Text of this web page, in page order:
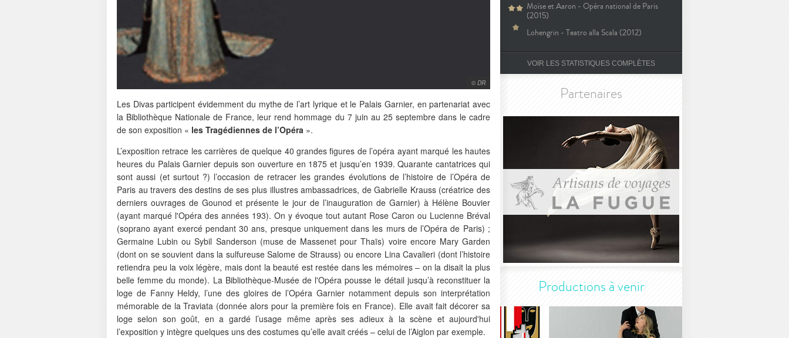
© DR
Les Divas participent évidemment du mythe de l’art lyrique et le Palais Garnier, en partenariat avec
la Bibliothèque Nationale de France, leur rend hommage du 7 juin au 25 septembre dans le cadre
de son exposition « les Tragédiennes de l’Opéra ».
L’exposition retrace les carrières de quelque 40 grandes figures de l’opéra ayant marqué les hautes
heures du Palais Garnier depuis son ouverture en 1875 et jusqu’en 1939. Quarante cantatrices qui
sont aussi (et surtout ?) l’occasion de retracer les grandes évolutions de l’histoire de l’Opéra de
Paris au travers des destins de ses plus illustres ambassadrices, de Gabrielle Krauss (créatrice des
derniers ouvrages de Gounod et présente le jour de l’inauguration de Garnier) à Hélène Bouvier
(ayant marqué l'Opéra des années 193). On y évoque tout autant Rose Caron ou Lucienne Bréval
(soprano ayant exercé pendant 30 ans, presque uniquement dans les murs de l’Opéra de Paris) ;
Germaine Lubin ou Sybil Sanderson (muse de Massenet pour Thaïs) voire encore Mary Garden
(dont on se souvient dans la sulfureuse Salome de Strauss) ou encore Lina Cavalieri (dont l’histoire
retiendra peu la voix légère, mais dont la beauté est restée dans les mémoires – on la disait la plus
belle femme du monde). La Bibliothèque-Musée de l'Opéra pousse le détail jusqu’à reconstituer la
loge de Fanny Heldy, l’une des gloires de l’Opéra Garnier notamment depuis son interprétation
mémorable de la Traviata (donnée alors pour la première fois en France). Elle avait fait décorer sa
loge selon son goût, en a gardé l’usage même après ses adieux à la scène et aujourd'hui
l’exposition y intègre quelques uns des costumes qu’elle avait créés – celui de l’Aiglon par exemple.
Moïse et Aaron - Opéra national de Paris
(2015)
Lohengrin - Teatro alla Scala (2012)
VOIR LES STATISTIQUES COMPLÈTES
Partenaires
Productions à venir